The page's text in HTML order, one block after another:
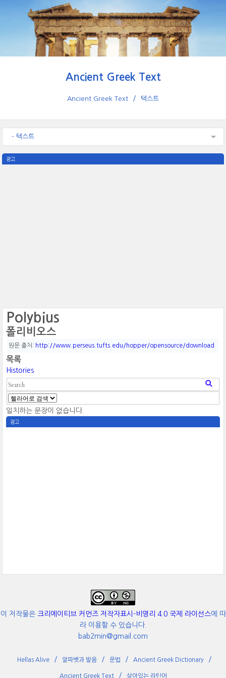
Ancient Greek Text
Ancient Greek Text 텍스트
- 텍스트
광고
Polybius
폴리비오스
원문 출처: http://www.perseus.tufts.edu/hopper/opensource/download
목록
Histories
일치하는 문장이 없습니다.
광고
이 저작물은 크리에이티브 커먼즈 저작자표시-비영리 4.0 국제 라이선스에 따
라 이용할 수 있습니다.
bab2min@gmail.com
Hellas Alive 알파벳과 발음 문법 Ancient Greek Dictionary
Ancient Greek Text 살아있는 라틴어